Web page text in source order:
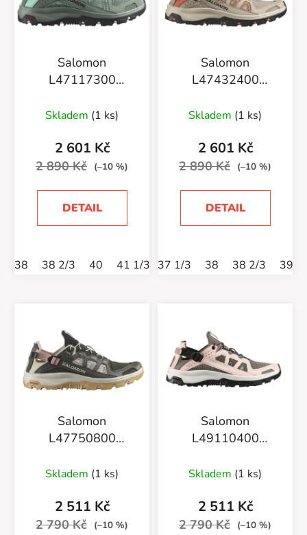
Salomon
L47117300
Laur/Arctic Ice/M
Skladem (1 ks)
2 601 Kč
2 890 Kč (–10 %)
DETAIL
38 38 2/3 40 41 1/3
Salomon
L47432400
Whpep/Blsand/Livc
Skladem (1 ks)
2 601 Kč
2 890 Kč (–10 %)
DETAIL
37 1/3 38 38 2/3 39
Salomon
L47750800
Peat/Rainy
Skladem (1 ks)
2 511 Kč
2 790 Kč (–10 %)
Salomon
L49110400
Skladem (1 ks)
2 511 Kč
2 790 Kč (–10 %)